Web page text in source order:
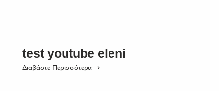
test youtube eleni
Διαβάστε Περισσότερα